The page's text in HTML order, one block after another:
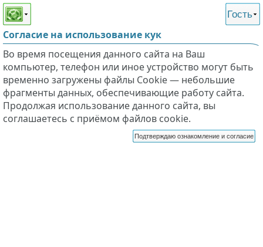
Этот сайт поддерживает
слабовидящих
Гость
Согласие на использование кук
Во время посещения данного сайта на Ваш
компьютер, телефон или иное устройство могут быть
временно загружены файлы Cookie — небольшие
фрагменты данных, обеспечивающие работу сайта.
Продолжая использование данного сайта, вы
соглашаетесь с приёмом файлов cookie.
Подтверждаю ознакомление и согласие